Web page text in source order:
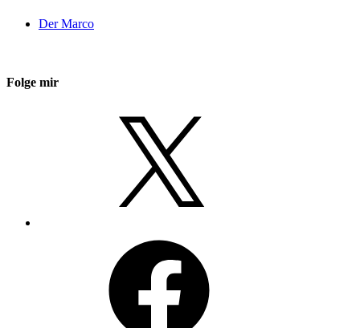
Der Marco
Folge mir